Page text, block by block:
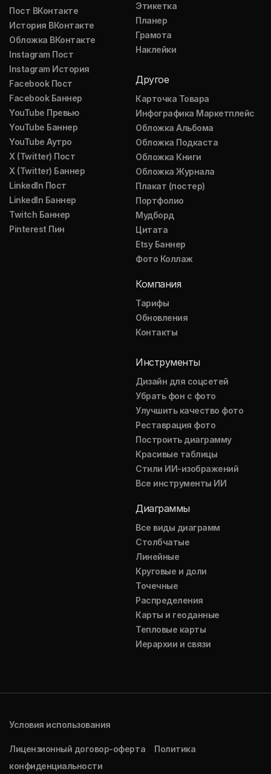
Пост ВКонтакте
История ВКонтакте
Обложка ВКонтакте
Instagram Пост
Instagram История
Facebook Пост
Facebook Баннер
YouTube Превью
YouTube Баннер
YouTube Аутро
X (Twitter) Пост
X (Twitter) Баннер
LinkedIn Пост
LinkedIn Баннер
Twitch Баннер
Pinterest Пин
Этикетка
Планер
Грамота
Наклейки
Другое
Карточка Товара
Инфографика Маркетплейс
Обложка Альбома
Обложка Подкаста
Обложка Книги
Обложка Журнала
Плакат (постер)
Портфолио
Мудборд
Цитата
Etsy Баннер
Фото Коллаж
Компания
Тарифы
Обновления
Контакты
Инструменты
Дизайн для соцсетей
Убрать фон с фото
Улучшить качество фото
Реставрация фото
Построить диаграмму
Красивые таблицы
Стили ИИ-изображений
Все инструменты ИИ
Диаграммы
Все виды диаграмм
Столбчатые
Линейные
Круговые и доли
Точечные
Распределения
Карты и геоданные
Тепловые карты
Иерархии и связи
Условия использования
Лицензионный договор-оферта
Политика
конфиденциальности